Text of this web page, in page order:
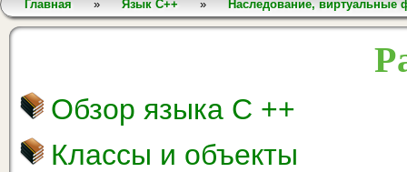
Главная » Язык С++ » Наследование,
Обзор языка С ++
Классы и объекты